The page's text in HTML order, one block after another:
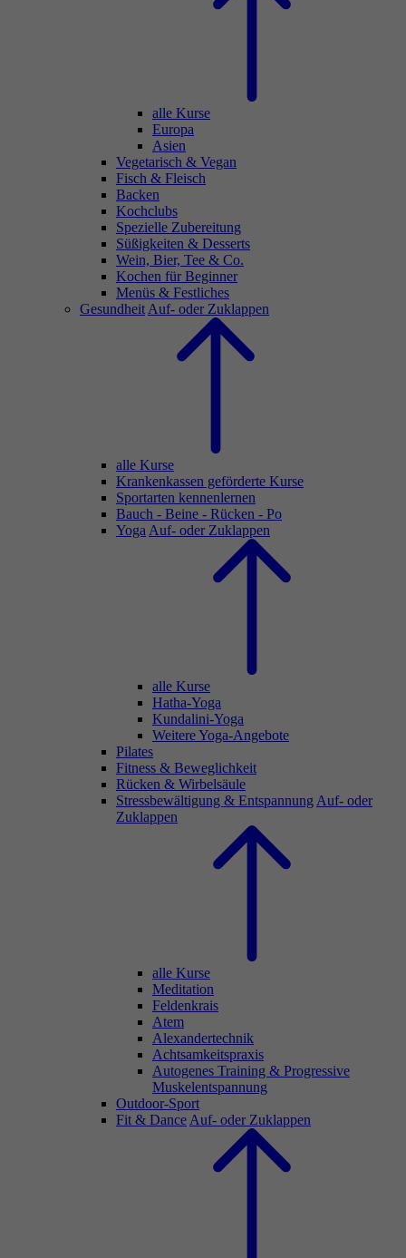
alle Kurse
Europa
Asien
Vegetarisch & Vegan
Fisch & Fleisch
Backen
Kochclubs
Spezielle Zubereitung
Süßigkeiten & Desserts
Wein, Bier, Tee & Co.
Kochen für Beginner
Menüs & Festliches
Gesundheit Auf- oder Zuklappen
alle Kurse
Krankenkassen geförderte Kurse
Sportarten kennenlernen
Bauch - Beine - Rücken - Po
Yoga Auf- oder Zuklappen
alle Kurse
Hatha-Yoga
Kundalini-Yoga
Weitere Yoga-Angebote
Pilates
Fitness & Beweglichkeit
Rücken & Wirbelsäule
Stressbewältigung & Entspannung Auf- oder
Zuklappen
alle Kurse
Meditation
Feldenkrais
Atem
Alexandertechnik
Achtsamkeitspraxis
Autogenes Training & Progressive
Muskelentspannung
Outdoor-Sport
Fit & Dance Auf- oder Zuklappen